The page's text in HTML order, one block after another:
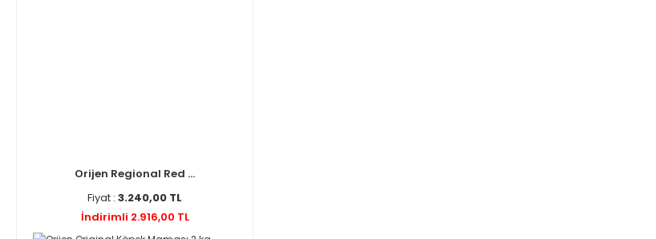
Orijen Regional Red ...
Fiyat : 3.240,00 TL
İndirimli 2.916,00 TL